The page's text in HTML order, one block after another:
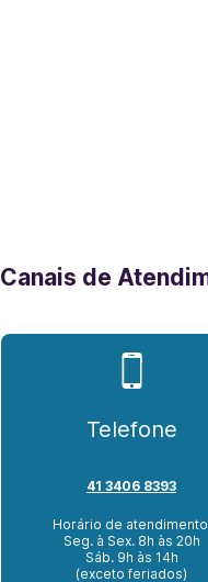
Canais de
Telefone
41 3406 8393
Horário de
Seg. à Sex. 8h às 20h
Sáb. 9h às 14h
(exceto feriados)